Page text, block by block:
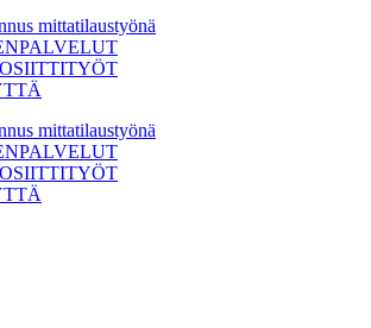
mittatilaustyönä
mittatilaustyönä